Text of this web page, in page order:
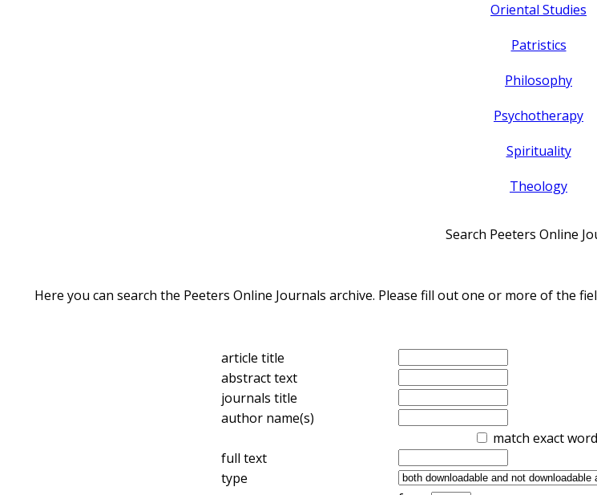
Oriental Studies
Patristics
Philosophy
Psychotherapy
Spirituality
Theology
Search Peeters Online
Here you can search the Peeters Online Journals archive. Please fill out one or more of the
article title
abstract text
journals title
author name(s)
match exact
full text
type